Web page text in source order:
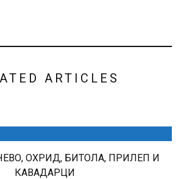
ARTICLES
ОХРИД, БИТОЛА, ПРИЛЕП И
КАВАДАРЦИ